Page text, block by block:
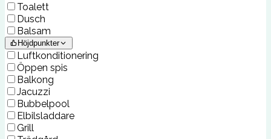
Toalett
Dusch
Balsam
Höjdpunkter
Luftkonditionering
Öppen spis
Balkong
Jacuzzi
Bubbelpool
Elbilsladdare
Grill